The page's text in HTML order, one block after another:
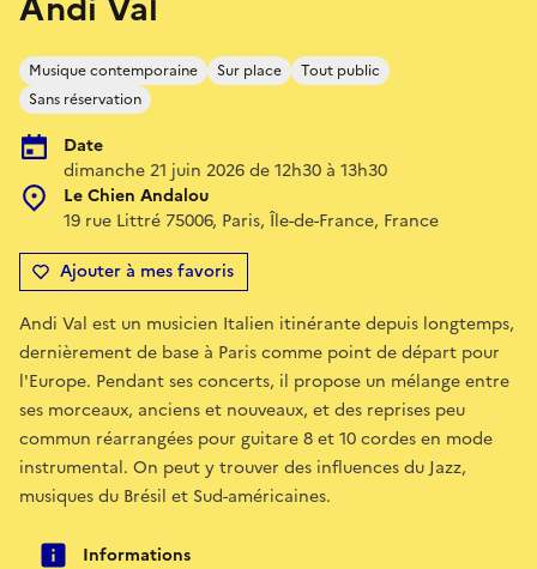
Musique contemporaine Sur place
Tout public
Sans réservation
Date
dimanche 21 juin 2026 de 12h30 à 13h30
Le Chien Andalou
19 rue Littré 75006, Paris, Île-de-France, France
Ajouter à mes favoris
Andi Val est un musicien Italien itinérante depuis longtemps,
dernièrement de base à Paris comme point de départ pour
l'Europe. Pendant ses concerts, il propose un mélange entre
ses morceaux, anciens et nouveaux, et des reprises peu
commun réarrangées pour guitare 8 et 10 cordes en mode
instrumental. On peut y trouver des influences du Jazz,
musiques du Brésil et Sud-américaines.
Informations